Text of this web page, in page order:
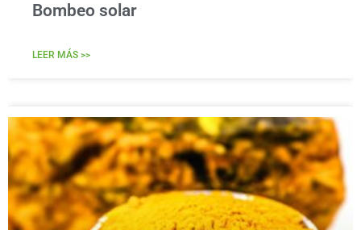
Bombeo solar
LEER MÁS >>